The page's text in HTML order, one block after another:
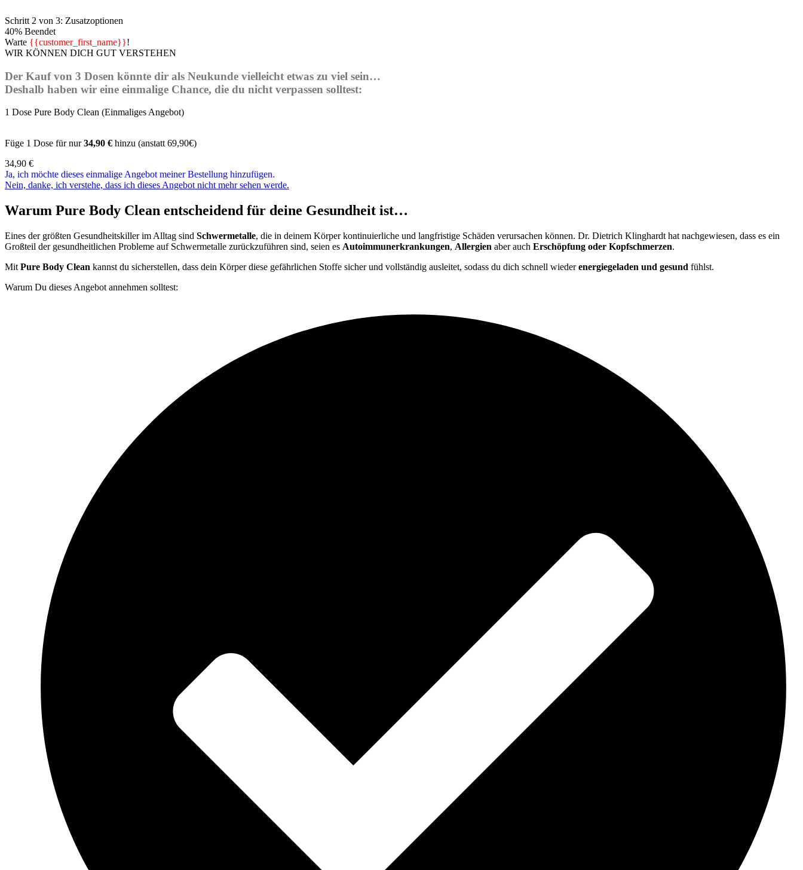
Schritt 2 von 3: Zusatzoptionen
40% Beendet
Warte {{customer_first_name}}!
WIR KÖNNEN DICH GUT VERSTEHEN
Der Kauf von 3 Dosen könnte dir als Neukunde vielleicht etwas zu viel sein…
Deshalb haben wir eine einmalige Chance, die du nicht verpassen solltest:
1 Dose Pure Body Clean (Einmaliges Angebot)
Füge 1 Dose für nur34,90 € hinzu (anstatt 69,90€)
34,90 €
Ja, ich möchte dieses einmalige Angebot meiner Bestellung hinzufügen.
Nein, danke, ich verstehe, dass ich dieses Angebot nicht mehr sehen werde.
Warum Pure Body Clean entscheidend für deine Gesundheit ist…
Eines der größten Gesundheitskiller im Alltag sind Schwermetalle, die in deinem Körper kontinuierliche und langfristige Schäden verursachen können. Dr. Dietrich Klinghardt hat nachgewiesen, dass es ein
Großteil der gesundheitlichen Probleme auf Schwermetalle zurückzuführen sind, seien es Autoimmunerkrankungen, Allergien aber auch Erschöpfung oder Kopfschmerzen.
Mit Pure Body Clean kannst du sicherstellen, dass dein Körper diese gefährlichen Stoffe sicher und vollständig ausleitet, sodass du dich schnell wiederenergiegeladen und gesund fühlst.
Warum Du dieses Angebot annehmen solltest: